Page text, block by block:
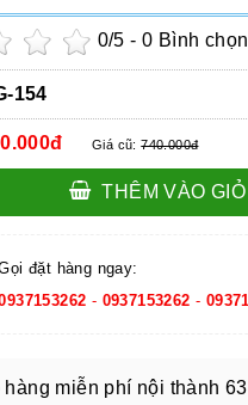
0/5 -0 Bình
154
Giá cũ:740.000đ
THÊM VÀO GIỎ
đặt hàng ngay:
- 0937153262 -
hàng miễn phí nội thành